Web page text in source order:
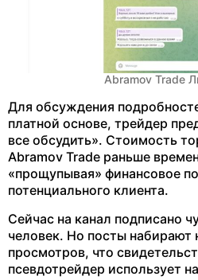
Abramov Trade
Для обсуждения
платной основе, трейдер
все обсудить». Стоимость
Abramov Trade раньше
«прощупывая» финансовое
потенциального клиента.
Сейчас на канал подписано
человек. Но посты набирают
просмотров, что
псевдотрейдер использует